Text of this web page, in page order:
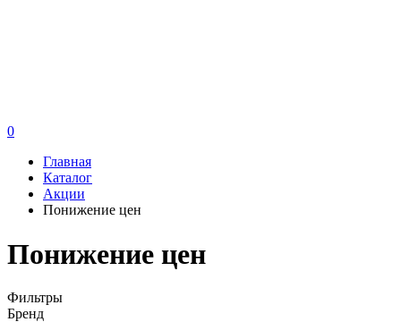
0
Главная
Каталог
Акции
Понижение цен
Понижение цен
Фильтры
Бренд